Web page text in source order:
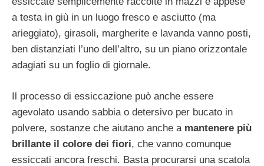
a testa in giù in un luogo fresco e asciutto (ma
arieggiato), girasoli, margherite e lavanda vanno posti,
ben distanziati l’uno dell’altro, su un piano orizzontale
adagiati su un foglio di giornale.
Il processo di essiccazione può anche essere
agevolato usando sabbia o detersivo per bucato in
polvere, sostanze che aiutano anche a mantenere più
brillante il colore dei fiori, che vanno comunque
essiccati ancora freschi. Basta procurarsi una scatola